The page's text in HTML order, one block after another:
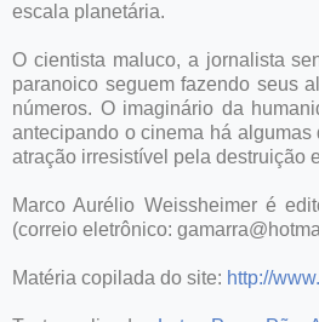
escala planetária.
O cientista maluco, a jornalista
paranoico seguem fazendo seus
números. O imaginário da
antecipando o cinema há algumas
atração irresistível pela destruição
Marco Aurélio Weissheimer é
(correio eletrônico:
Matéria copilada do site: http://